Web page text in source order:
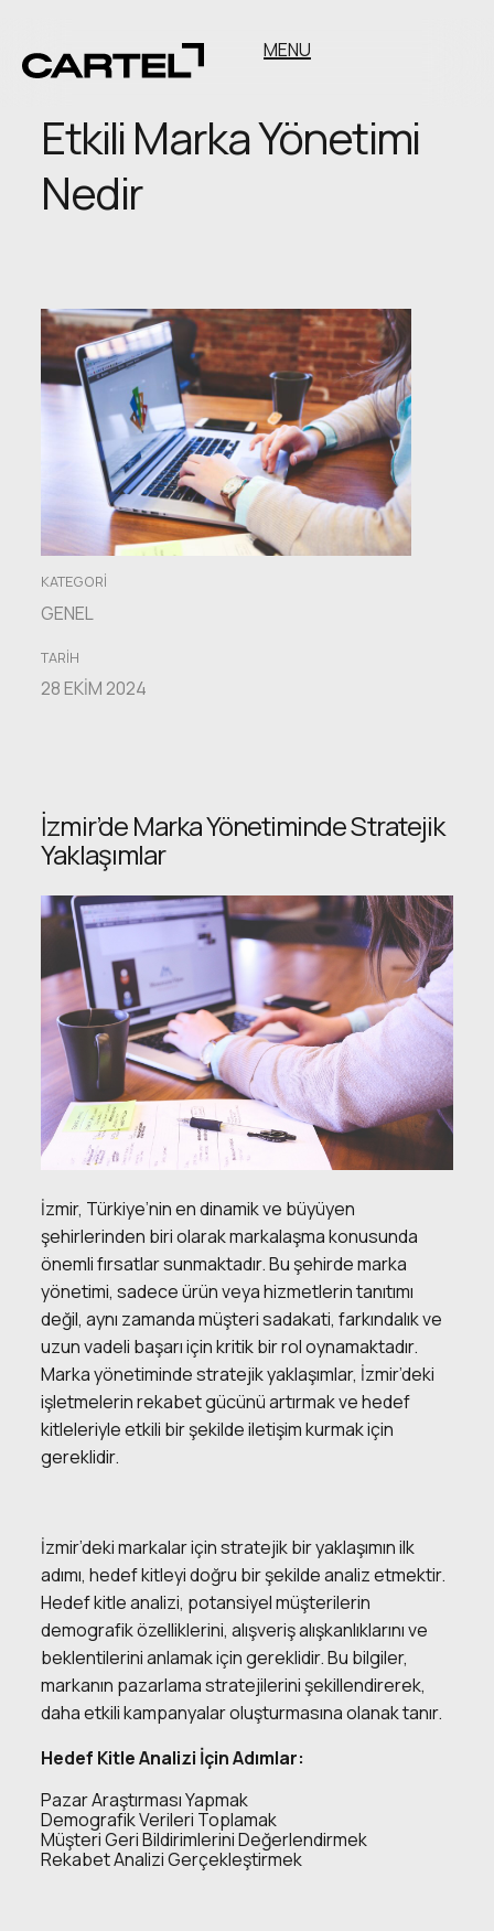
MENU
Etkili Marka Yönetimi
Nedir
EtkiliMarkaYönetimi
Nedir
KATEGORI
GENEL
TARIH
28 EKIM 2024
İzmir’de Marka Yönetiminde Stratejik
Yaklaşımlar
İzmir, Türkiye’nin en dinamik ve büyüyen
şehirlerinden biri olarak markalaşma konusunda
önemli fırsatlar sunmaktadır. Bu şehirde marka
yönetimi, sadece ürün veya hizmetlerin tanıtımı
değil, aynı zamanda müşteri sadakati, farkındalık ve
uzun vadeli başarı için kritik bir rol oynamaktadır.
Marka yönetiminde stratejik yaklaşımlar, İzmir’deki
işletmelerin rekabet gücünü artırmak ve hedef
kitleleriyle etkili bir şekilde iletişim kurmak için
gereklidir.
İzmir’deki markalar için stratejik bir yaklaşımın ilk
adımı, hedef kitleyi doğru bir şekilde analiz etmektir.
Hedef kitle analizi, potansiyel müşterilerin
demografik özelliklerini, alışveriş alışkanlıklarını ve
beklentilerini anlamak için gereklidir. Bu bilgiler,
markanın pazarlama stratejilerini şekillendirerek,
daha etkili kampanyalar oluşturmasına olanak tanır.
Hedef Kitle Analizi İçin Adımlar:
Pazar Araştırması Yapmak
Demografik Verileri Toplamak
Müşteri Geri Bildirimlerini Değerlendirmek
Rekabet Analizi Gerçekleştirmek